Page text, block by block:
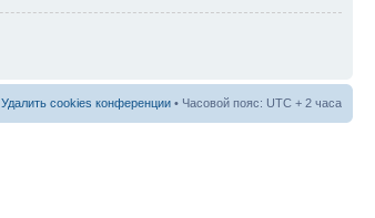
Удалить cookies конференции • Часовой пояс: UTC + 2 часа